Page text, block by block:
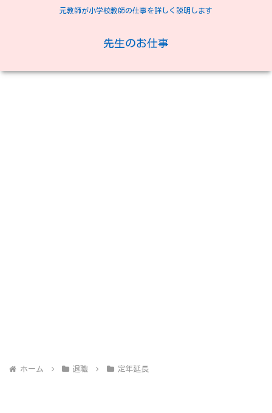
元教師が小学校教師の仕事を詳しく説明します
先生のお仕事
ホーム 退職 定年延長